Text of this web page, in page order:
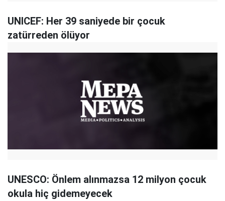
UNICEF: Her 39 saniyede bir çocuk
zatürreden ölüyor
UNESCO: Önlem alınmazsa 12 milyon çocuk
okula hiç gidemeyecek